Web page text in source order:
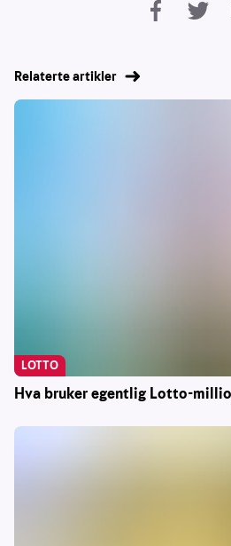
Relaterte artikler
Hva bruker egentlig Lotto-
LOTTO